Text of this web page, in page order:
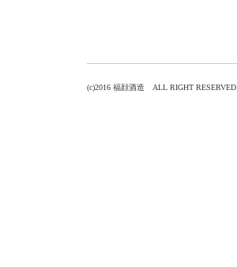
(c)2016 福顔酒造 ALL RIGHT RESERVED.